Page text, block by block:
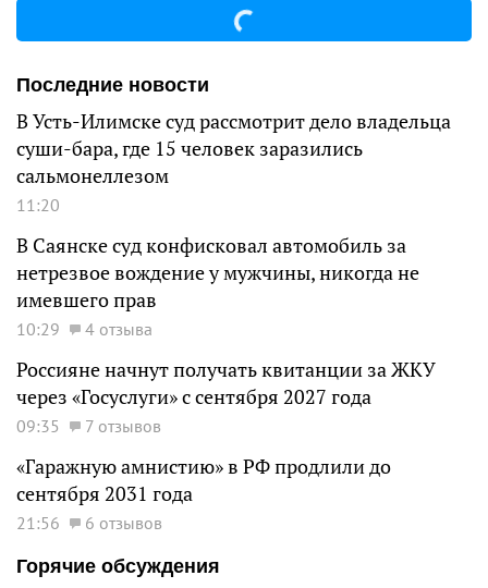
Последние новости
В Усть-Илимске суд рассмотрит дело владельца
суши-бара, где 15 человек заразились
сальмонеллезом
11:20
В Саянске суд конфисковал автомобиль за
нетрезвое вождение у мужчины, никогда не
имевшего прав
10:29 4 отзыва
Россияне начнут получать квитанции за ЖКУ
через «Госуслуги» с сентября 2027 года
09:35 7 отзывов
«Гаражную амнистию» в РФ продлили до
сентября 2031 года
21:56
6 отзывов
Горячие обсуждения